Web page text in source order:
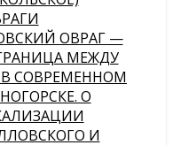
ОВРАГ —
МЕЖДУ
СОВРЕМЕННОМ
О
И